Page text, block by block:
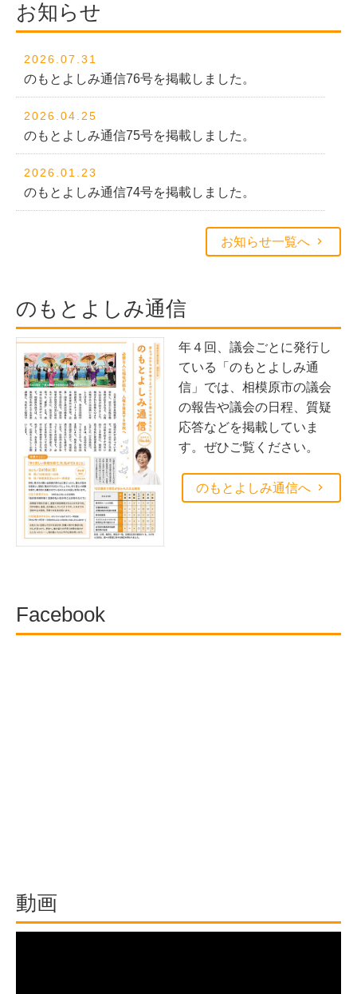
お知らせ
2026.07.31
のもとよしみ通信76号を掲載しました。
2026.04.25
のもとよしみ通信75号を掲載しました。
2026.01.23
のもとよしみ通信74号を掲載しました。
お知らせ一覧へ
のもとよしみ通信
年４回、議会ごとに発行し
ている「のもとよしみ通
信」では、相模原市の議会
の報告や議会の日程、質疑
応答などを掲載していま
す。ぜひご覧ください。
のもとよしみ通信へ
Facebook
動画